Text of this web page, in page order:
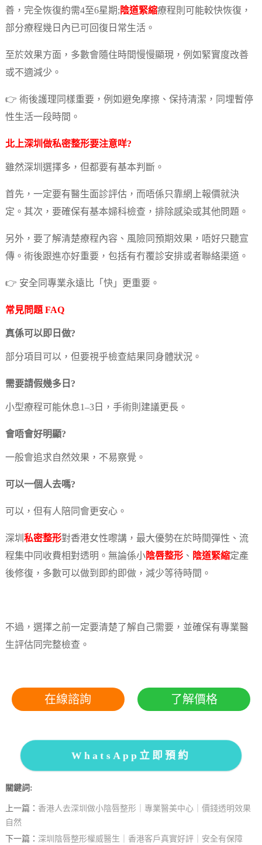
善，完全恢復約需4至6星期;陰道緊縮療程則可能較快恢復，
部分療程幾日內已可回復日常生活。
至於效果方面，多數會隨住時間慢慢顯現，例如緊實度改善
或不適減少。
👉 術後護理同樣重要，例如避免摩擦、保持清潔，同埋暫停
性生活一段時間。
北上深圳做私密整形要注意咩?
雖然深圳選擇多，但都要有基本判斷。
首先，一定要有醫生面診評估，而唔係只靠網上報價就決
定。其次，要確保有基本婦科檢查，排除感染或其他問題。
另外，要了解清楚療程內容、風險同預期效果，唔好只聽宣
傳。術後跟進亦好重要，包括有冇覆診安排或者聯絡渠道。
👉 安全同專業永遠比「快」更重要。
常見問題 FAQ
真係可以即日做?
部分項目可以，但要視乎檢查結果同身體狀況。
需要請假幾多日?
小型療程可能休息1–3日，手術則建議更長。
會唔會好明顯?
一般會追求自然效果，不易察覺。
可以一個人去嗎?
可以，但有人陪同會更安心。
深圳 私密整形對香港女性嚟講，最大優勢在於時間彈性、流
程集中同收費相對透明。無論係小陰唇整形、 陰道緊縮定產
後修復，多數可以做到即約即做，減少等待時間。
不過，選擇之前一定要清楚了解自己需要，並確保有專業醫
生評估同完整檢查。
在線諮詢 了解價格
WhatsApp立即預約
關鍵詞:
上一篇： 香港人去深圳做小陰唇整形｜專業醫美中心｜價錢透明效果
自然
下一篇： 深圳陰唇整形權威醫生｜香港客戶真實好評｜安全有保障